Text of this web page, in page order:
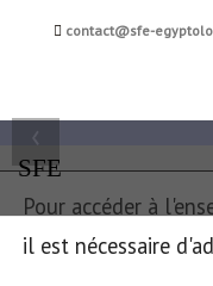
contact@sfe-
SFE
‹
Pour accéder à
il est nécessaire